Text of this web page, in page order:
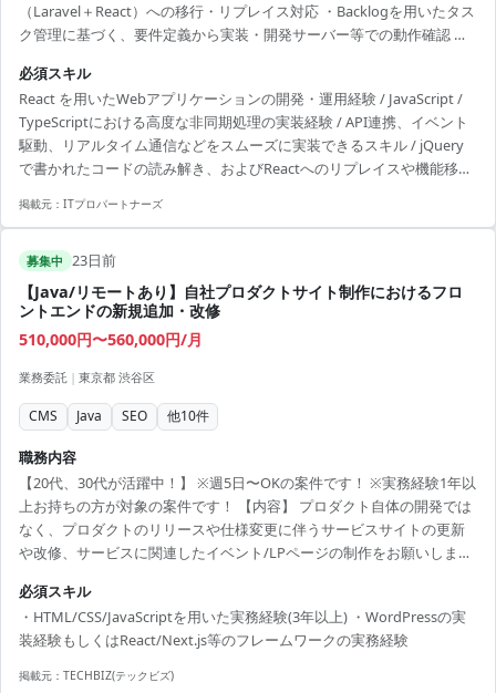
（Laravel＋React）への移行・リプレイス対応 ・Backlogを用いたタス
ク管理に基づく、要件定義から実装・開発サーバー等での動作確認 ・
加・拡張 ・AI生成コードの品質担保および速度遅延を考慮したパフォ
ーマンス最適化 【体制(人数/構成)】 ・プロジェクトメンバー：PM、
ワークフローサポート担当者、デザイナー兼プロジェクト担当者、フ
ロントエンジニア1名、バックエンドエンジニア2名 【開発フロー・
文...
必須スキル
React を用いたWebアプリケーションの開発・運用経験 / JavaScript /
TypeScriptにおける高度な非同期処理の実装経験 / API連携、イベント
駆動、リアルタイム通信などをスムーズに実装できるスキル / jQuery
で書かれたコードの読み解き、およびReactへのリプレイスや機能移行
掲載元： ITプロパートナーズ
募集中 23日前
【Java/リモートあり】自社プロダクトサイト制作におけるフロ
ントエンドの新規追加・改修
510,000円〜560,000円/月
業務委託 | 東京都 渋谷区
CMS Java SEO 他10件
職務内容
【20代、30代が活躍中！】 ※週5日〜OKの案件です！ ※実務経験1年以
上お持ちの方が対象の案件です！ 【内容】 プロダクト自体の開発では
なく、プロダクトのリリースや仕様変更に伴うサービスサイトの更新
や改修、サービスに関連したイベント/LPページの制作をお願いしま
140-180 【面談】1回(WEB) 【必須スキル】 ・HTML/CSS/JavaScriptを
用いた実務経験(3年以上) ・WordPressの実装経験もしくは
React/Next.js等のフレームワークの実務経験 【尚可スキル】 ・ヘッド
レスCMS(microCMS)の一人...
必須スキル
・HTML/CSS/JavaScriptを用いた実務経験(3年以上) ・WordPressの実
装経験もしくはReact/Next.js等のフレームワークの実務経験
掲載元： TECHBIZ(テックビズ)